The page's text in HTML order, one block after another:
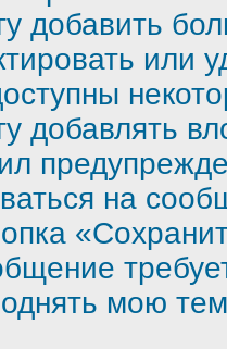
добавить
или
добавлять
на
мою